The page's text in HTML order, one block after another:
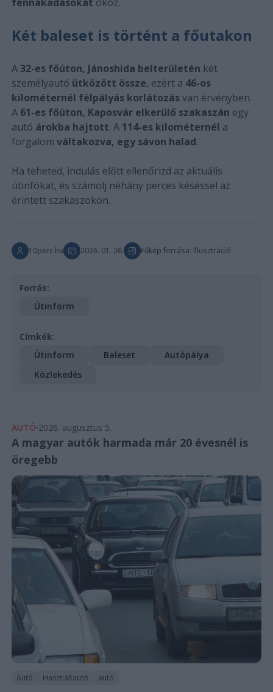
Két baleset is történt a főutakon
A32-es főúton, Jánoshida belterületén két
személyautó ütközött össze, ezért a 46-os
kilométernél félpályás korlátozásvan érvényben.
A 61-es főúton, Kaposvár elkerülő szakaszán egy
autó árokba hajtott. A 114-es kilométernél a
forgalom váltakozva, egy sávon halad.
Ha teheted, indulás előtt ellenőrizd az aktuális
útinfókat, és számolj néhány perces késéssel az
érintett szakaszokon.
10perc.hu 2026. 01. 26. Főkép forrása: Illusztráció
Forrás:
Útinform
Címkék:
Útinform
Baleset
Autópálya
Közlekedés
AUTÓ 2026. augusztus 5.
A magyar autók harmada már 20 évesnél is
öregebb
Autó Használtautó autó